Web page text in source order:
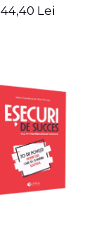
44,40 Lei